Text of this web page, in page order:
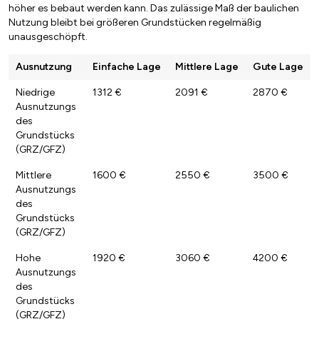
höher es bebaut werden kann. Das zulässige Maß der baulichen
Nutzung bleibt bei größeren Grundstücken regelmäßig
unausgeschöpft.
Ausnutzung Einfache Lage Mittlere Lage Gute Lage
Niedrige
Ausnutzungs
des
Grundstücks
(GRZ/GFZ)
1312 € 2091 € 2870 €
Mittlere
Ausnutzungs
des
Grundstücks
(GRZ/GFZ)
1600 € 2550 € 3500 €
Hohe
Ausnutzungs
des
Grundstücks
(GRZ/GFZ)
1920 € 3060 € 4200 €